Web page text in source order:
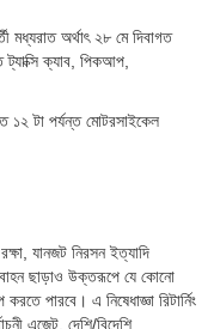
মধ্যরাত অর্থাৎ ২৮ মে দিবাগত
ক্যাব, পিকআপ,
১২ টা পর্যন্ত মোটরসাইকেল
যানজট নিরসন ইত্যাদি
ছাড়াও উক্তরূপে যে কোনো
পারবে। এ নিষেধাজ্ঞা রিটার্নিং
এজেন্ট, দেশি/বিদেশি